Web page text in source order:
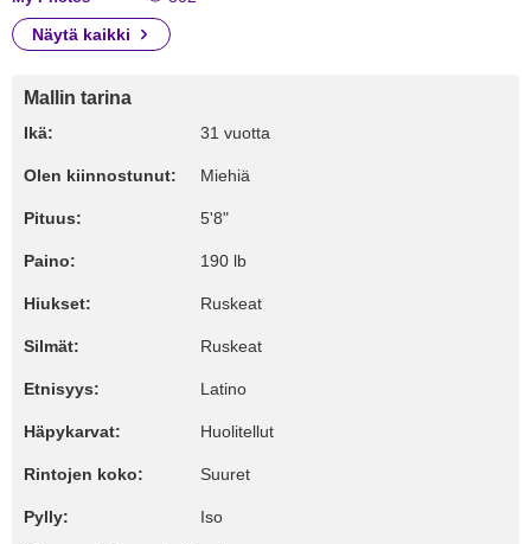
Näytä kaikki
Mallin tarina
Ikä: 31 vuotta
Olen kiinnostunut: Miehiä
Pituus: 5'8"
Paino: 190 lb
Hiukset: Ruskeat
Silmät: Ruskeat
Etnisyys: Latino
Häpykarvat: Huolitellut
Rintojen koko: Suuret
Pylly: Iso